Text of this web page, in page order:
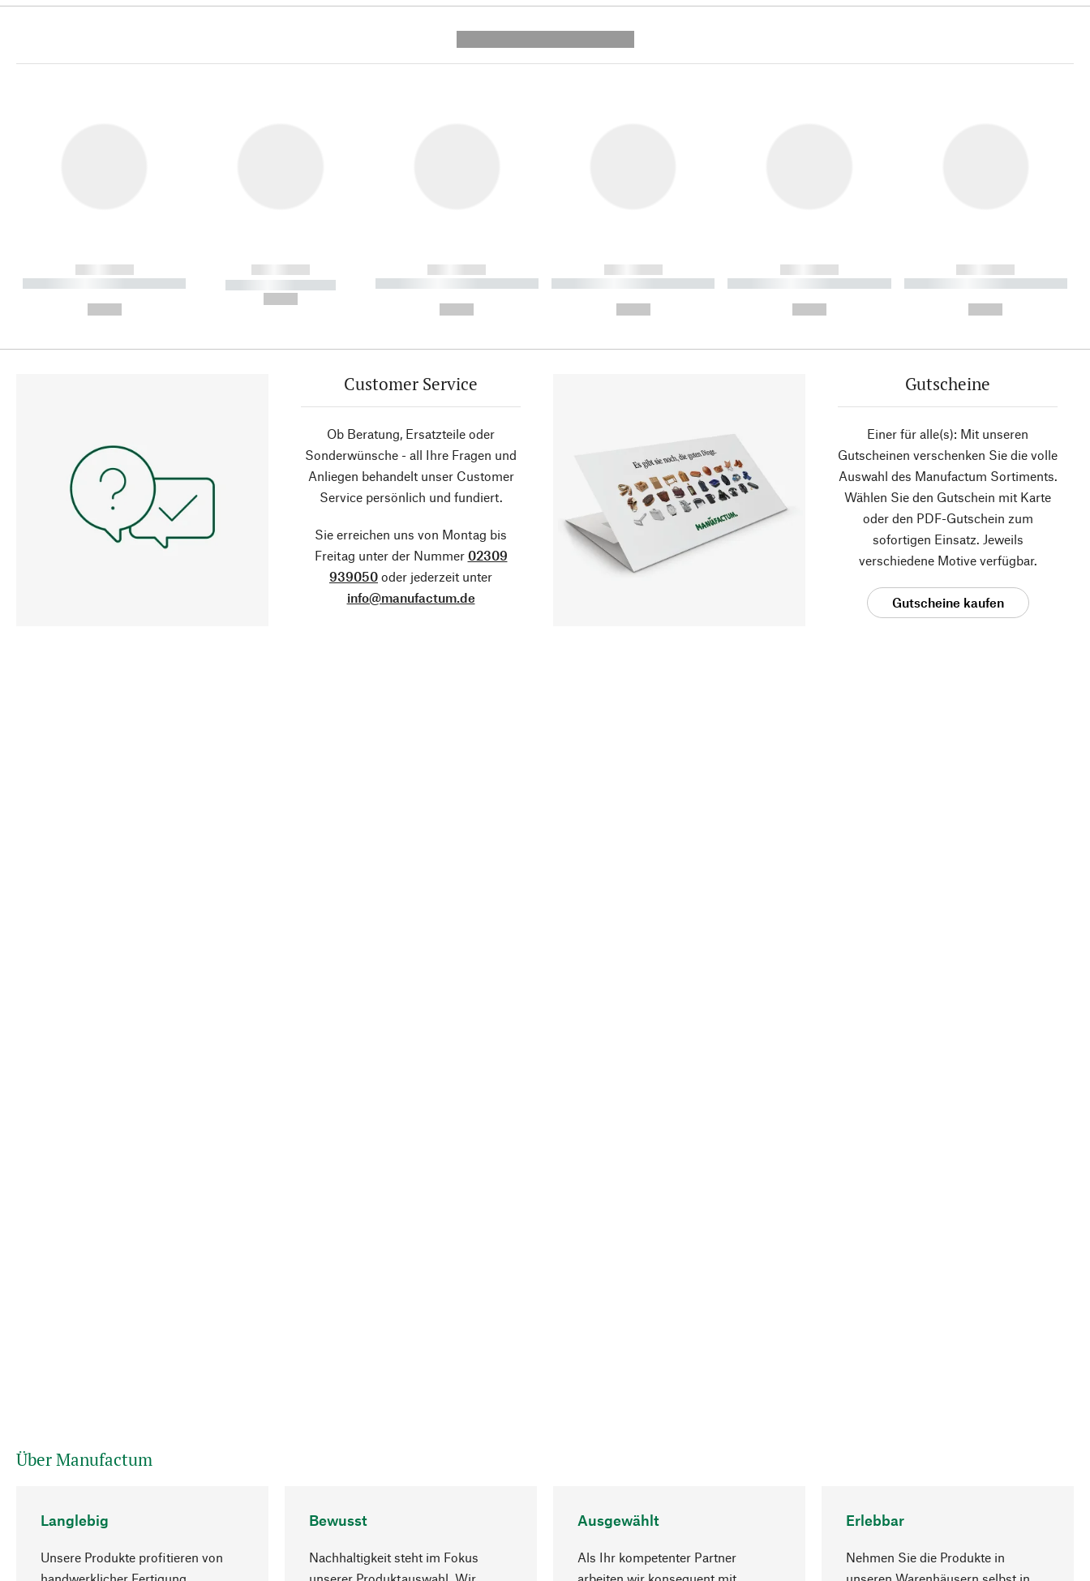
------------
----------- ----------- ----------
------------
----------- -----------
------------
----------- ----------- ----------
------------
----------- ----------- ----------
------------
----------- ----------- ----------
------------
----------- ----------- ----------
Customer Service
Ob Beratung, Ersatzteile oder
Sonderwünsche - all Ihre Fragen und
Anliegen behandelt unser Customer
Service persönlich und fundiert.
Sie erreichen uns von Montag bis
Freitag unter der Nummer 02309
939050 oder jederzeit unter
info@manufactum.de
Gutscheine
Einer für alle(s): Mit unseren
Gutscheinen verschenken Sie die volle
Auswahl des Manufactum Sortiments.
Wählen Sie den Gutschein mit Karte
oder den PDF-Gutschein zum
sofortigen Einsatz. Jeweils
verschiedene Motive verfügbar.
Gutscheine kaufen
Über Manufactum
Langlebig
Unsere Produkte profitieren von
Bewusst
Nachhaltigkeit steht im Fokus
Ausgewählt
Als Ihr kompetenter Partner
Erlebbar
Nehmen Sie die Produkte in